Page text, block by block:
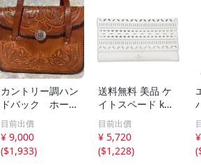
カントリー調ハン
ドバック ホース
ハイド製
目前出價
¥ 9,000
($1,933)
送料無料 美品 ケ
イトスペード kat
e spade クラッ
チバッグ セカン
ドバッグ レザー
白 ホワイト系 レ
目前出價
¥ 5,720
($1,228)
(